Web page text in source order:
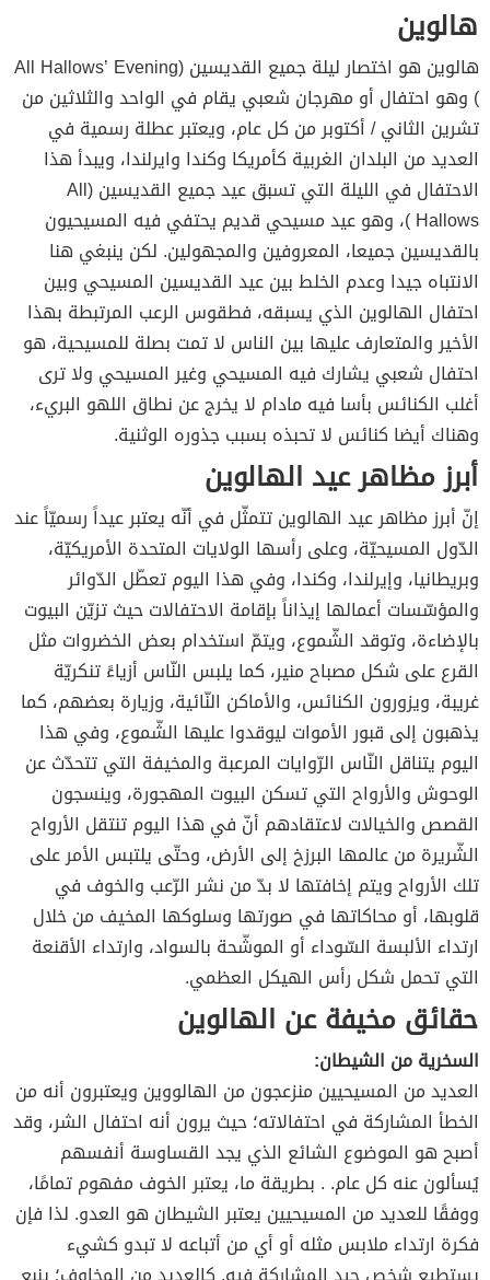
هالوين
هالوين هو اختصار ليلة جميع القديسين (All Hallows’ Evening
) وهو احتفال أو مهرجان شعبي يقام في الواحد والثلاثين من
تشرين الثاني / أكتوبر من كل عام، ويعتبر عطلة رسمية في
العديد من البلدان الغربية كأمريكا وكندا وايرلندا، ويبدأ هذا
الاحتفال في الليلة التي تسبق عيد جميع القديسين (All
Hallows )، وهو عيد مسيحي قديم يحتفي فيه المسيحيون
بالقديسين جميعا، المعروفين والمجهولين. لكن ينبغي هنا
الانتباه جيدا وعدم الخلط بين عيد القديسين المسيحي وبين
احتفال الهالوين الذي يسبقه، فطقوس الرعب المرتبطة بهذا
الأخير والمتعارف عليها بين الناس لا تمت بصلة للمسيحية، هو
احتفال شعبي يشارك فيه المسيحي وغير المسيحي ولا ترى
أغلب الكنائس بأسا فيه مادام لا يخرج عن نطاق اللهو البريء،
وهناك أيضا كنائس لا تحبذه بسبب جذوره الوثنية.
أبرز مظاهر عيد الهالوين
إنّ أبرز مظاهر عيد الهالوين تتمثّل في أنّه يعتبر عيداً رسميّاً عند
الدّول المسيحيّة، وعلى رأسها الولايات المتحدة الأمريكيّة،
وبريطانيا، وإيرلندا، وكندا، وفي هذا اليوم تعطّل الدّوائر
والمؤسّسات أعمالها إيذاناً بإقامة الاحتفالات حيث تزيّن البيوت
بالإضاءة، وتوقد الشّموع، ويتمّ استخدام بعض الخضروات مثل
القرع على شكل مصباح منير، كما يلبس النّاس أزياءً تنكريّة
غريبة، ويزورون الكنائس، والأماكن النّائية، وزيارة بعضهم، كما
يذهبون إلى قبور الأموات ليوقدوا عليها الشّموع، وفي هذا
اليوم يتناقل النّاس الرّوايات المرعبة والمخيفة التي تتحدّث عن
الوحوش والأرواح التي تسكن البيوت المهجورة، وينسجون
القصص والخيالات لاعتقادهم أنّ في هذا اليوم تنتقل الأرواح
الشّريرة من عالمها البرزخ إلى الأرض، وحتّى يلتبس الأمر على
تلك الأرواح ويتم إخافتها لا بدّ من نشر الرّعب والخوف في
قلوبها، أو محاكاتها في صورتها وسلوكها المخيف من خلال
ارتداء الألبسة السّوداء أو الموشّحة بالسواد، وارتداء الأقنعة
التي تحمل شكل رأس الهيكل العظمي.
حقائق مخيفة عن الهالوين
السخرية من الشيطان:
العديد من المسيحيين منزعجون من الهالووين ويعتبرون أنه من
الخطأ المشاركة في احتفالاته؛ حيث يرون أنه احتفال الشر، وقد
أصبح هو الموضوع الشائع الذي يجد القساوسة أنفسهم
يُسألون عنه كل عام. . بطريقة ما، يعتبر الخوف مفهوم تمامًا،
ووفقًا للعديد من المسيحيين يعتبر الشيطان هو العدو. لذا فإن
فكرة ارتداء ملابس مثله أو أي من أتباعه لا تبدو كشيء